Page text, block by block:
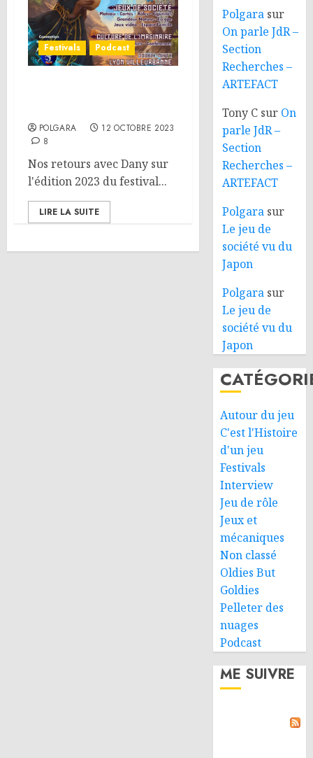
Festivals Podcast
POLGARA
12 OCTOBRE 2023
8
Nos retours avec Dany sur
l'édition 2023 du festival...
LIRE LA SUITE
Polgara sur
On parle JdR –
Section
Recherches –
ARTEFACT
Tony C sur On
parle JdR –
Section
Recherches –
ARTEFACT
Polgara sur
Le jeu de
société vu du
Japon
Polgara sur
Le jeu de
société vu du
Japon
Autour du jeu
C'est l'Histoire
d'un jeu
Festivals
Interview
Jeu de rôle
Jeux et
mécaniques
Non classé
Oldies But
Goldies
Pelleter des
nuages
Podcast
ME SUIVRE